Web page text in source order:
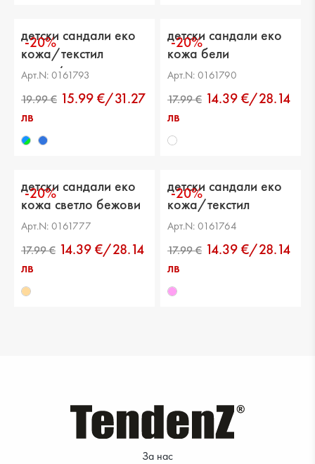
19.99 € 19.99 €
-20%
детски сандали еко
кожа/текстил
синьо/зелени
Арт.N: 0161793
15.99 €/31.27
лв
-20%
детски сандали еко
кожа бели
Арт.N: 0161790
14.39 €/28.14
лв
-20%
детски сандали еко
кожа светло бежови
Арт.N: 0161777
14.39 €/28.14
лв
-20%
детски сандали еко
кожа/текстил
розови
Арт.N: 0161764
14.39 €/28.14
лв
За нас